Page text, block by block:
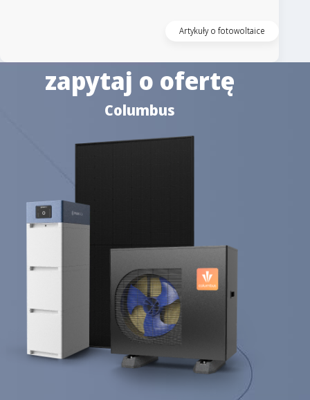
Artykuły o fotowoltaice
zapytaj o ofertę
Columbus